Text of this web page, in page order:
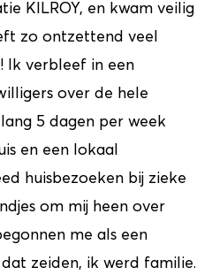
KILROY, en kwam veilig
zo ontzettend veel
Ik verbleef in een
over de hele
5 dagen per week
en een lokaal
huisbezoeken bij zieke
om mij heen over
me als een
zeiden, ik werd familie.